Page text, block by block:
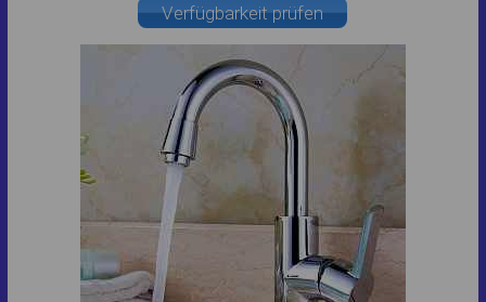
Verfügbarkeit prüfen